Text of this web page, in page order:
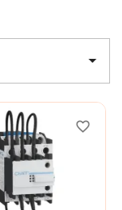

favorite_border
favorite_border
favorite_border